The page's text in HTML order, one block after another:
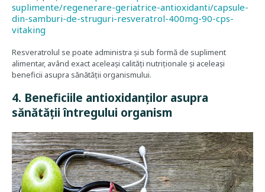
suplimente/regenerare-geriatrice-antioxidanti/capsule-
din-samburi-de-struguri-resveratrol-400mg-90-cps-
vitaking
Resveratrolul se poate administra și sub formă de supliment
alimentar, având exact aceleași calități nutriționale și aceleași
beneficii asupra sănătății organismului.
4. Beneficiile antioxidanților asupra
sănătății întregului organism